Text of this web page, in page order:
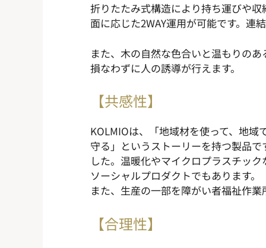
折りたたみ式構造により持ち運びや
面に応じた2WAY運用が可能です。連
また、木の自然な色合いと温もりの
損なわずに人の誘導が行えます。
【共感性】
KOLMIOは、「地域材を使って、地
守る」というストーリーを持つ製品
した。温暖化やマイクロプラスチッ
ソーシャルプロダクトでもあります。
また、生産の一部を障がい者福祉作
【合理性】